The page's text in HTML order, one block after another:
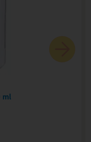
ml